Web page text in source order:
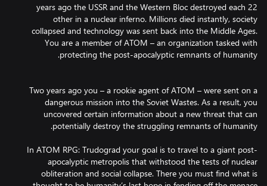
22 years ago the USSR and the Western Bloc destroyed each
other in a nuclear inferno. Millions died instantly, society
collapsed and technology was sent back into the Middle Ages.
You are a member of ATOM – an organization tasked with
Two years ago you – a rookie agent of ATOM – were sent on a
dangerous mission into the Soviet Wastes. As a result, you
uncovered certain information about a new threat that can
In ATOM RPG: Trudograd your goal is to travel to a giant post-
apocalyptic metropolis that withstood the tests of nuclear
obliteration and social collapse. There you must find what is